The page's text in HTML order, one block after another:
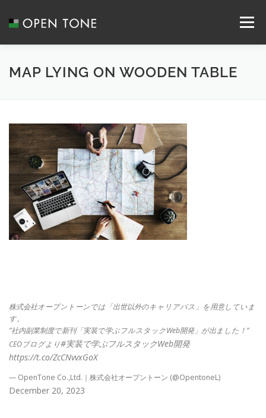
メニュー
ABOUT US SERVICE RECRUIT
COMPANY ACCESS
MAP LYING ON WOODEN TABLE
株式会社オープントーンでは「出世以外のキャリアパス」を用意していま
す。
”社内副業制度で新刊「実装で学ぶフルスタックWeb開発」が出ました！”
CEOブログより#実装で学ぶフルスタックWeb開発
https://t.co/ZcCNvvxGoX
— OpenTone Co.,Ltd.｜株式会社オープントーン (@OpentoneL)
December 20, 2023